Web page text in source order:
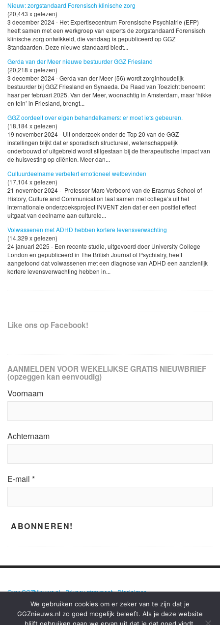
Nieuw: zorgstandaard Forensisch klinische zorg
(20,443 x gelezen)
3 december 2024 - Het Expertisecentrum Forensische Psychiatrie (EFP)
heeft samen met een werkgroep van experts de zorgstandaard Forensisch
klinische zorg ontwikkeld, die vandaag is gepubliceerd op GGZ
Standaarden. Deze nieuwe standaard biedt...
Gerda van der Meer nieuwe bestuurder GGZ Friesland
(20,218 x gelezen)
3 december 2024 - Gerda van der Meer (56) wordt zorginhoudelijk
bestuurder bij GGZ Friesland en Synaeda. De Raad van Toezicht benoemt
haar per februari 2025. Van der Meer, woonachtig in Amsterdam, maar ‘hikke
en tein’ in Friesland, brengt...
GGZ oordeelt over eigen behandelkamers: er moet iets gebeuren.
(18,184 x gelezen)
19 november 2024 - Uit onderzoek onder de Top 20 van de GGZ-
instellingen blijkt dat er sporadisch structureel, wetenschappelijk
onderbouwd of uitgebreid wordt stilgestaan bij de therapeutische impact van
de huisvesting op cliënten. Meer dan...
Cultuurdeelname verbetert emotioneel welbevinden
(17,104 x gelezen)
21 november 2024 - Professor Marc Verboord van de Erasmus School of
History, Culture and Communication laat samen met collega’s uit het
internationale onderzoeksproject INVENT zien dat er een positief effect
uitgaat van deelname aan culturele...
Volwassenen met ADHD hebben kortere levensverwachting
(14,329 x gelezen)
24 januari 2025 - Een recente studie, uitgevoerd door University College
London en gepubliceerd in The British Journal of Psychiatry, heeft
aangetoond dat volwassenen met een diagnose van ADHD een aanzienlijk
kortere levensverwachting hebben in...
Like ons op Facebook!
AANMELDEN VOOR WEKELIJKSE GRATIS NIEUWBRIEF
(opzeggen kan eenvoudig)
Voornaam
Achternaam
E-mail *
Over GGZNieuws.nl•Privacy statement•Disclaimer
We gebruiken cookies om er zeker van te zijn dat je
GGZnieuws.nl zo goed mogelijk beleeft. Als je deze website